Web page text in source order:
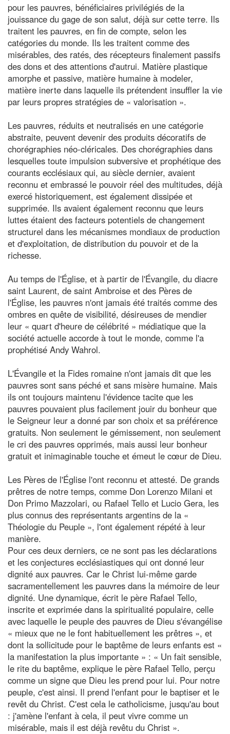
pour les pauvres, bénéficiaires privilégiés de la
jouissance du gage de son salut, déjà sur cette terre. Ils
traitent les pauvres, en fin de compte, selon les
catégories du monde. Ils les traitent comme des
misérables, des ratés, des récepteurs finalement passifs
des dons et des attentions d'autrui. Matière plastique
amorphe et passive, matière humaine à modeler,
matière inerte dans laquelle ils prétendent insuffler la vie
par leurs propres stratégies de « valorisation ».
Les pauvres, réduits et neutralisés en une catégorie
abstraite, peuvent devenir des produits décoratifs de
chorégraphies néo-cléricales. Des chorégraphies dans
lesquelles toute impulsion subversive et prophétique des
courants ecclésiaux qui, au siècle dernier, avaient
reconnu et embrassé le pouvoir réel des multitudes, déjà
exercé historiquement, est également dissipée et
supprimée. Ils avaient également reconnu que leurs
luttes étaient des facteurs potentiels de changement
structurel dans les mécanismes mondiaux de production
et d'exploitation, de distribution du pouvoir et de la
richesse.
Au temps de l'Église, et à partir de l'Évangile, du diacre
saint Laurent, de saint Ambroise et des Pères de
l'Église, les pauvres n'ont jamais été traités comme des
ombres en quête de visibilité, désireuses de mendier
leur « quart d'heure de célébrité » médiatique que la
société actuelle accorde à tout le monde, comme l'a
prophétisé Andy Wahrol.
L'Évangile et la Fides romaine n'ont jamais dit que les
pauvres sont sans péché et sans misère humaine. Mais
ils ont toujours maintenu l'évidence tacite que les
pauvres pouvaient plus facilement jouir du bonheur que
le Seigneur leur a donné par son choix et sa préférence
gratuits. Non seulement le gémissement, non seulement
le cri des pauvres opprimés, mais aussi leur bonheur
gratuit et inimaginable touche et émeut le cœur de Dieu.
Les Pères de l'Église l'ont reconnu et attesté. De grands
prêtres de notre temps, comme Don Lorenzo Milani et
Don Primo Mazzolari, ou Rafael Tello et Lucio Gera, les
plus connus des représentants argentins de la «
Théologie du Peuple », l'ont également répété à leur
manière.
Pour ces deux derniers, ce ne sont pas les déclarations
et les conjectures ecclésiastiques qui ont donné leur
dignité aux pauvres. Car le Christ lui-même garde
sacramentellement les pauvres dans la mémoire de leur
dignité. Une dynamique, écrit le père Rafael Tello,
inscrite et exprimée dans la spiritualité populaire, celle
avec laquelle le peuple des pauvres de Dieu s'évangélise
« mieux que ne le font habituellement les prêtres », et
dont la sollicitude pour le baptême de leurs enfants est «
la manifestation la plus importante » : « Un fait sensible,
le rite du baptême, explique le père Rafael Tello, perçu
comme un signe que Dieu les prend pour lui. Pour notre
peuple, c'est ainsi. Il prend l'enfant pour le baptiser et le
revêt du Christ. C'est cela le catholicisme, jusqu'au bout
: j'amène l'enfant à cela, il peut vivre comme un
misérable, mais il est déjà revêtu du Christ ».